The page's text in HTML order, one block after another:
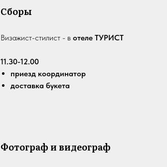
Сборы
Визажист-стилист - в отеле ТУРИСТ
11.30-12.00
приезд координатор
доставка букета
Фотограф и видеограф